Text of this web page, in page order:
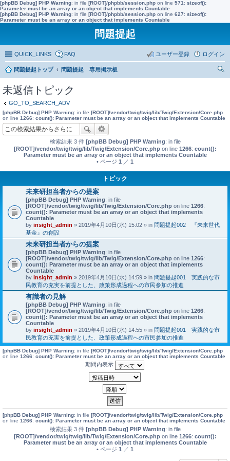
[phpBB Debug] PHP Warning: in file [ROOT]/phpbb/session.php on line 571 : sizeof():
Parameter must be an array or an object that implements Countable
[phpBB Debug] PHP Warning: in file [ROOT]/phpbb/session.php on line 627: sizeof():
Parameter must be an array or an object that implements Countable
問題提起
QUICK_LINKS FAQ ログイン
ユーザー登録
問題提起トップ
問題提起 専用掲示板
未返信トピック
GO_TO_SEARCH_ADV
[phpBB Debug] PHP Warning: in file [ROOT]/vendor/twig/twig/lib/Twig/Extension/Core.php
on line 1266: count(): Parameter must be an array or an object that implements Countable
検索結果 3 件 [phpBB Debug] PHP Warning: in file
[ROOT]/vendor/twig/twig/lib/Twig/Extension/Core.phpon line 1266: count():
Parameter must be an array or an object that implements Countable
• ページ 1 ／ 1
トピック
未来研担当者からの提案
[phpBB Debug] PHP Warning: in file
[ROOT]/vendor/twig/twig/lib/Twig/Extension/Core.php on line 1266:
count(): Parameter must be an array or an object that implements
Countable
by insight_admin » 2019年4月10日(水) 15:02 » in 問題提起002 『未来世代
基金』の創設
未来研担当者からの提案
[phpBB Debug] PHP Warning: in file
[ROOT]/vendor/twig/twig/lib/Twig/Extension/Core.php on line 1266:
count(): Parameter must be an array or an object that implements
Countable
by insight_admin » 2019年4月10日(水) 14:59 » in 問題提起001 実践的な市
民教育の充実を前提とした、政策形成過程への市民参加の推進
有識者の見解
[phpBB Debug] PHP Warning: in file
[ROOT]/vendor/twig/twig/lib/Twig/Extension/Core.php on line 1266:
count(): Parameter must be an array or an object that implements
Countable
by insight_admin » 2019年4月10日(水) 14:55 » in 問題提起001 実践的な市
民教育の充実を前提とした、政策形成過程への市民参加の推進
[phpBB Debug] PHP Warning: in file [ROOT]/vendor/twig/twig/lib/Twig/Extension/Core.php
on line 1266: count(): Parameter must be an array or an object that implements Countable
期間内表示
[phpBB Debug] PHP Warning: in file [ROOT]/vendor/twig/twig/lib/Twig/Extension/Core.php
on line 1266: count(): Parameter must be an array or an object that implements Countable
検索結果 3 件 [phpBB Debug] PHP Warning: in file
[ROOT]/vendor/twig/twig/lib/Twig/Extension/Core.phpon line 1266: count():
Parameter must be an array or an object that implements Countable
• ページ 1 ／ 1